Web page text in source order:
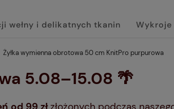
wełny i delikatnych tkanin Wykroje
Żyłka wymienna obrotowa 50 cm KnitPro purpurowa
5.08–15.08 🌴